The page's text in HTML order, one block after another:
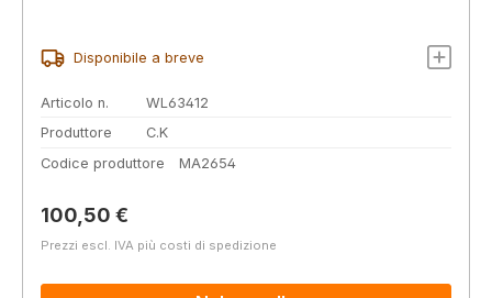
Disponibile a breve
Articolo n.
WL63412
Produttore
C.K
Codice produttore
MA2654
Prezzo normale:
100,50 €
Prezzi escl. IVA più costi di spedizione